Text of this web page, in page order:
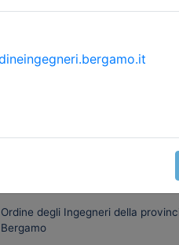
Dettagli evento
Ordine degli Ingegneri della
Bergamo